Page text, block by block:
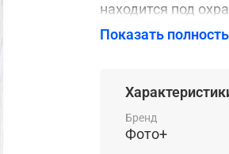
находится под
от непрошеных
таблички с
повышенной
сохраняет яркие,
Показать
Бренд
Фото+